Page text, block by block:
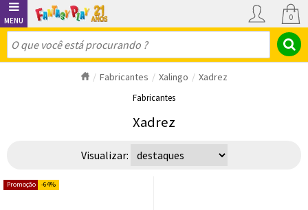
0
Fabricantes Xalingo Xadrez
Fabricantes
Xadrez
Visualizar:
64%